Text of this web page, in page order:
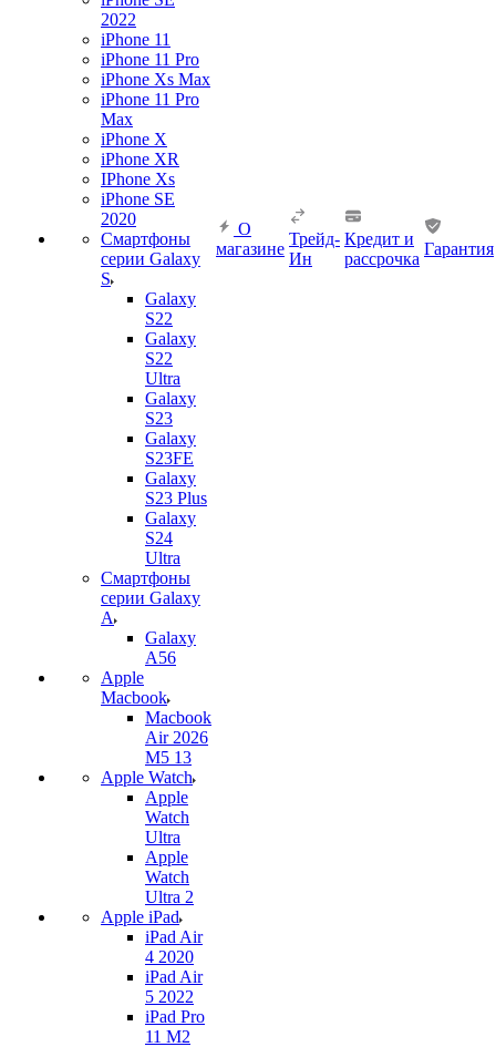
2022
iPhone 11
iPhone 11 Pro
iPhone Xs Max
iPhone 11 Pro
Max
iPhone X
iPhone XR
IPhone Xs
iPhone SE
2020
Смартфоны
серии Galaxy
S
Galaxy
S22
Galaxy
S22
Ultra
Galaxy
S23
Galaxy
S23FE
Galaxy
S23 Plus
Galaxy
S24
Ultra
Смартфоны
серии Galaxy
A
Galaxy
A56
Apple
Macbook
Macbook
Air 2026
M5 13
Apple Watch
Apple
Watch
Ultra
Apple
Watch
Ultra 2
Apple iPad
iPad Air
4 2020
iPad Air
5 2022
iPad Pro
11 M2
О
магазине
Трейд-
Ин
Кредит и
рассрочка
Гарантия